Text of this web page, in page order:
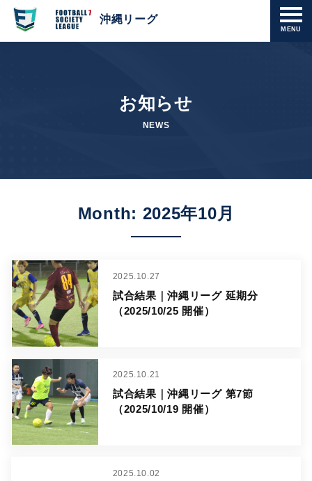
MENU
沖縄リーグ
お知らせ
NEWS
Month: 2025年10月
2025.10.27
試合結果｜沖縄リーグ 延期分
（2025/10/25 開催）
2025.10.21
試合結果｜沖縄リーグ 第7節
（2025/10/19 開催）
2025.10.02